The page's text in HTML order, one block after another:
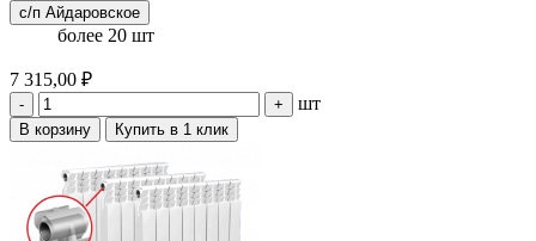
с/п Айдаровское
более 20 шт
7 315,00 ₽
- + шт
В корзину Купить в 1 клик